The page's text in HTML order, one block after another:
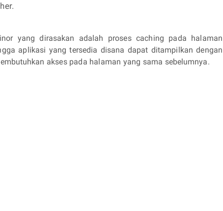
yang dirasakan adalah proses caching pada halaman
aplikasi yang tersedia disana dapat ditampilkan dengan
akses pada halaman yang sama sebelumnya.